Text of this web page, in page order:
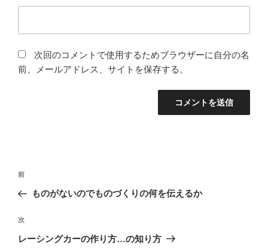
次回のコメントで使用するためブラウザーに自分の名
前、メールアドレス、サイトを保存する。
投
ナ
ビ
ゲ
前
の
稿
前
ものがないのでものづくりの何を伝えるか
次
の
次
レーシングカーの作り方…の知り方